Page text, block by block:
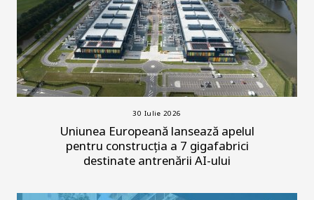
30 Iulie 2026
Uniunea Europeană lansează apelul
pentru construcția a 7 gigafabrici
destinate antrenării AI-ului